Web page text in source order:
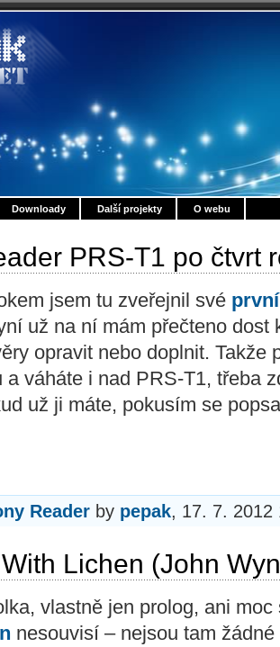
Downloady Další projekty O webu
PRS-T1 po čtvrt
jsem tu zveřejnil své
už na ní mám přečteno dost
opravit nebo doplnit. Takže
a váháte i nad PRS-T1, třeba
už ji máte, pokusím se
Reader by pepak, 17. 7.
Lichen (John
vlastně jen prolog, ani
nesouvisí – nejsou tam